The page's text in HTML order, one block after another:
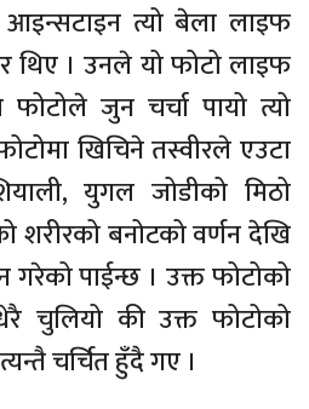
आइन्सटाइन त्यो बेला लाइफ
थिए । उनले यो फोटो लाइफ
फोटोले जुन चर्चा पायो त्यो
खिचिने तस्वीरले एउटा
युगल जोडीको मिठो
शरीरको बनोटको वर्णन देखि
गरेको पाईन्छ । उक्त फोटोको
चुलियो की उक्त फोटोको
चर्चित हुँदै गए ।